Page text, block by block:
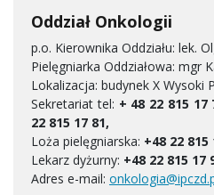
Oddział Onkologii
p.o. Kierownika Oddziału: lek.
Pielęgniarka Oddziałowa: mgr
Lokalizacja: budynek X Wysoki
Sekretariat tel: + 48 22 815 17
22 815 17 81,
Loża pielęgniarska: +48 22 815
Lekarz dyżurny: +48 22 815 17
Adres e-mail: